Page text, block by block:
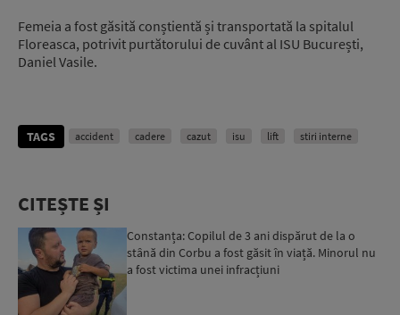
Femeia a fost găsită conștientă și transportată la spitalul
Floreasca, potrivit purtătorului de cuvânt al ISU București,
Daniel Vasile.
TAGS accident cadere cazut isu lift stiri interne
CITEȘTE ȘI
Constanța: Copilul de 3 ani dispărut de la o
stână din Corbu a fost găsit în viață. Minorul nu
a fost victima unei infracțiuni